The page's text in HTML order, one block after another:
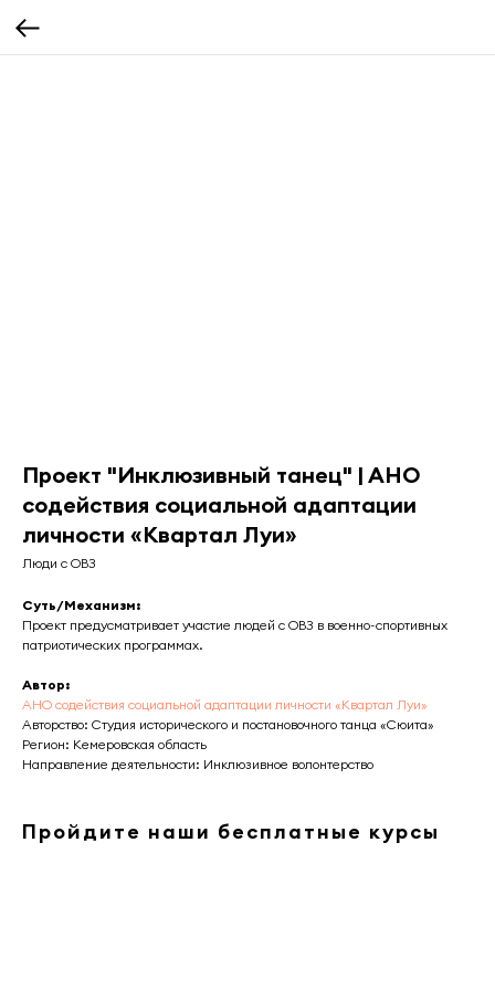
Проект "Инклюзивный танец" | АНО
содействия социальной адаптации
личности «Квартал Луи»
Люди с ОВЗ
Суть/Механизм:
Проект предусматривает участие людей с ОВЗ в военно-спортивных
патриотических программах.
Автор:
АНО содействия социальной адаптации личности «Квартал Луи»
Авторство: Студия исторического и постановочного танца «Сюита»
Регион: Кемеровская область
Направление деятельности: Инклюзивное волонтерство
Пройдите наши бесплатные курсы